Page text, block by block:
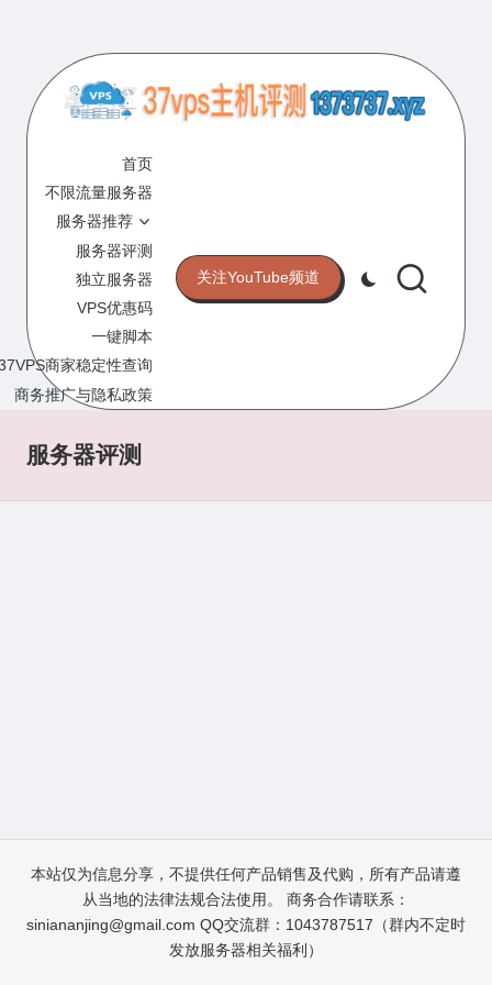
content
7
V
P
S
主
机
评
测
的
VPS
网
站
首页
不限流量服务器
服务器推荐
服务器评测
独立服务器
VPS优惠码
一键脚本
商家稳定性查询
商务推广与隐私政策
关注YouTube频道
服务器评测
本站仅为信息分享，不提供任何产品销售及代购，所有产品请遵
从当地的法律法规合法使用。 商务合作请联系：
siniananjing@gmail.com QQ交流群：1043787517（群内不定时
发放服务器相关福利）